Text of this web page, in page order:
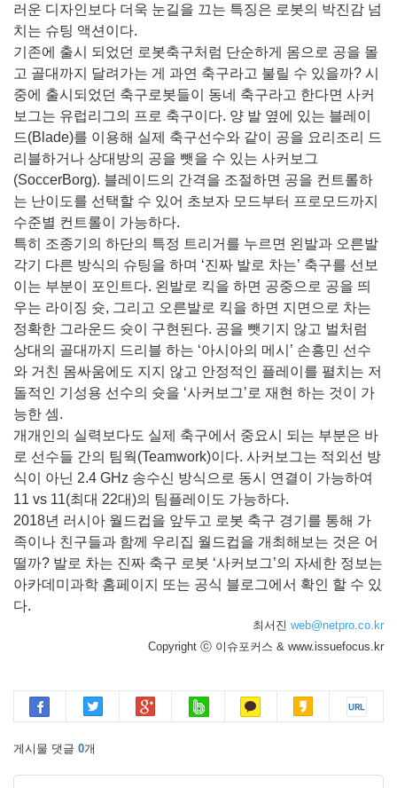
러운 디자인보다 더욱 눈길을 끄는 특징은 로봇의 박진감 넘
치는 슈팅 액션이다.
기존에 출시 되었던 로봇축구처럼 단순하게 몸으로 공을 몰
고 골대까지 달려가는 게 과연 축구라고 불릴 수 있을까? 시
중에 출시되었던 축구로봇들이 동네 축구라고 한다면 사커
보그는 유럽리그의 프로 축구이다. 양 발 옆에 있는 블레이
드(Blade)를 이용해 실제 축구선수와 같이 공을 요리조리 드
리블하거나 상대방의 공을 뺏을 수 있는 사커보그
(SoccerBorg). 블레이드의 간격을 조절하면 공을 컨트롤하
는 난이도를 선택할 수 있어 초보자 모드부터 프로모드까지
수준별 컨트롤이 가능하다.
특히 조종기의 하단의 특정 트리거를 누르면 왼발과 오른발
각기 다른 방식의 슈팅을 하며 ‘진짜 발로 차는’ 축구를 선보
이는 부분이 포인트다. 왼발로 킥을 하면 공중으로 공을 띄
우는 라이징 슛, 그리고 오른발로 킥을 하면 지면으로 차는
정확한 그라운드 슛이 구현된다. 공을 뺏기지 않고 벌처럼
상대의 골대까지 드리블 하는 ‘아시아의 메시’ 손흥민 선수
와 거친 몸싸움에도 지지 않고 안정적인 플레이를 펼치는 저
돌적인 기성용 선수의 슛을 ‘사커보그’로 재현 하는 것이 가
능한 셈.
개개인의 실력보다도 실제 축구에서 중요시 되는 부분은 바
로 선수들 간의 팀웍(Teamwork)이다. 사커보그는 적외선 방
식이 아닌 2.4 GHz 송수신 방식으로 동시 연결이 가능하여
11 vs 11(최대 22대)의 팀플레이도 가능하다.
2018년 러시아 월드컵을 앞두고 로봇 축구 경기를 통해 가
족이나 친구들과 함께 우리집 월드컵을 개최해보는 것은 어
떨까? 발로 차는 진짜 축구 로봇 ‘사커보그’의 자세한 정보는
아카데미과학 홈페이지 또는 공식 블로그에서 확인 할 수 있
다.
최서진 web@netpro.co.kr
Copyright ⓒ 이슈포커스 & www.issuefocus.kr
게시물 댓글 0개